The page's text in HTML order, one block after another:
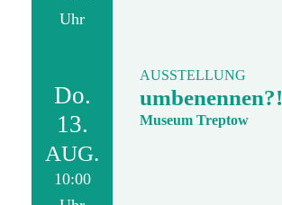
Uhr
Do.
13.
AUG.
10:00
AUSSTELLUNG
umbenennen?!
Museum Treptow